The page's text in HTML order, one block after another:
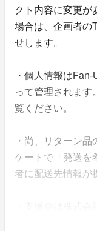
クト内容に変更が
場合は、企画者の
せします。
・個人情報は
って管理されます
覧ください。
・尚、リターン
ケートで「発送を
者に配送先情報が